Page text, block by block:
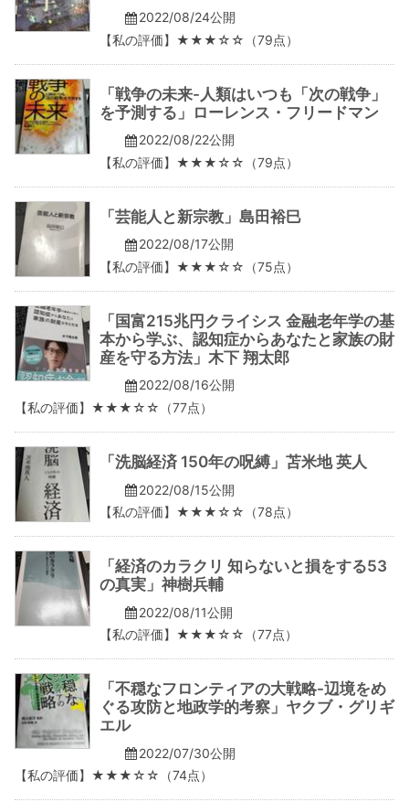
2022/08/24公開
【私の評価】★★★☆☆（79点）
「戦争の未来-人類はいつも「次の戦争」
を予測する」ローレンス・フリードマン
2022/08/22公開
【私の評価】★★★☆☆（79点）
「芸能人と新宗教」島田裕巳
2022/08/17公開
【私の評価】★★★☆☆（75点）
「国富215兆円クライシス 金融老年学の基
本から学ぶ、認知症からあなたと家族の財
産を守る方法」木下 翔太郎
2022/08/16公開
【私の評価】★★★☆☆（77点）
「洗脳経済 150年の呪縛」苫米地 英人
2022/08/15公開
【私の評価】★★★☆☆（78点）
「経済のカラクリ 知らないと損をする53
の真実」神樹兵輔
2022/08/11公開
【私の評価】★★★☆☆（77点）
「不穏なフロンティアの大戦略-辺境をめ
ぐる攻防と地政学的考察」ヤクブ・グリギ
エル
2022/07/30公開
【私の評価】★★★☆☆（74点）